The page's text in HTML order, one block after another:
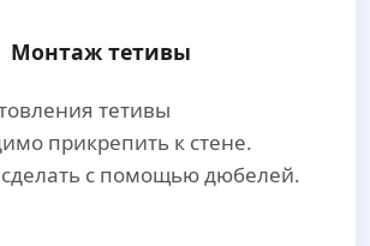
Монтаж тетивы
тетивы
прикрепить к стене.
с помощью дюбелей.